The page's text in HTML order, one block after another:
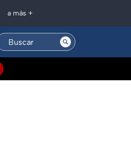
a más +